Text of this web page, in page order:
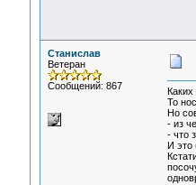
Станислав
Ветеран
Сообщений: 867
То
Но
- из
- что
И это